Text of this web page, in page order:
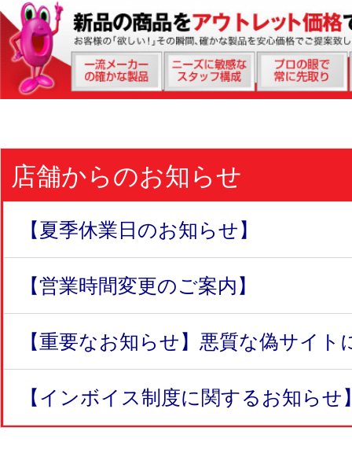
店舗からのお知らせ
【夏季休業日のお知らせ】
【営業時間変更のご案内】
【重要なお知らせ】悪質な偽サイト
【インボイス制度に関するお知らせ